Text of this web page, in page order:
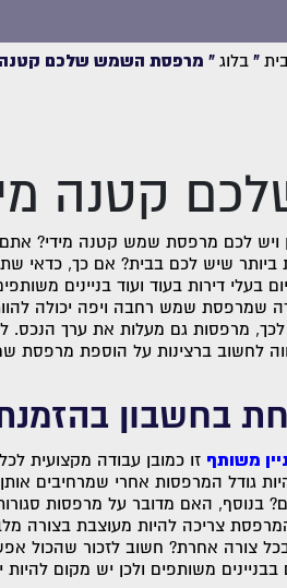
»בלוג » מרפסת השמש שלכם קטנה
קטנה
ויש לכם מרפסת שמש קטנה מידי?
ביותר שיש לכם בבית? אם כך, כדאי
בעלי דירות בעוד ועוד בניינים
שמרפסת שמש רחבה ויפה יכולה
מרפסות גם מעלות את ערך
לחשוב ברצינות על הוספת מרפסת
בחשבון
משותף זו כמובן עבודה מקצועית
גודל המרפסות אחרי שמרחיבים
בנוסף, האם מדובר על מרפסות
צריכה להיות מעוצבת בצורה
צורה אחרת? חשוב לזכור שהכול
משותפים ולכן יש מקום להיות